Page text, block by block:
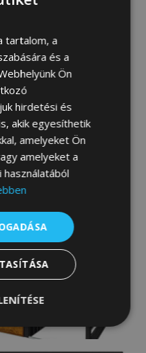
tartalom, a
és a
Ön
hirdetési és
akik egyesíthetik
amelyeket Ön
amelyeket a
használatából
Teljesítmény